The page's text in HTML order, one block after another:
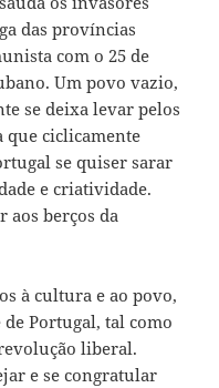
das províncias
com o 25 de
Um povo vazio,
se deixa levar pelos
que ciclicamente
se quiser sarar
e criatividade.
aos berços da
à cultura e ao povo,
Portugal, tal como
liberal.
e se congratular